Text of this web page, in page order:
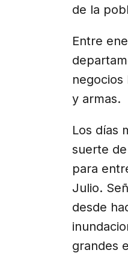
de la
Entre
y armas.
Los días
suerte
para
Julio.
desde
grandes